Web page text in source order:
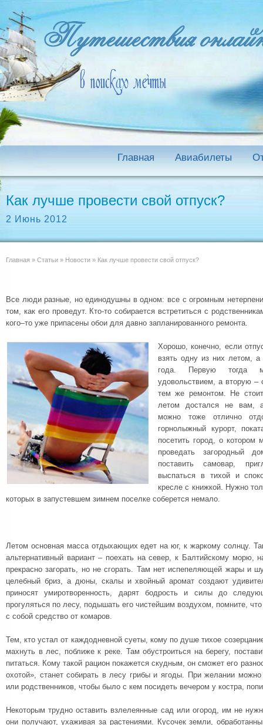
Главная Авиабилеты
Как лучше провести свой отпуск?
2 Июнь 2012
Главная » Статьи » Новости » Как лучше провести свой отпуск?
Все люди разные, но единодушны в одном: все с огромным
том, как его проведут. Кто-то собирается встретиться с
кого–то уже припасены обои для давно запланированного ремонта.
Хорошо, конечно, если
взять одну из них летом,
года. Первую тогда
удовольствием, а вторую –
тем же ремонтом. Не стоит
летом достался не вам,
можно тоже отлично
горнолыжный курорт,
посетить город, о
проведать загородный
поставить самовар,
выспаться в тихой и
кресле с книжкой. Нужно
которых в запустевшем зимнем поселке соберется немало.
Летом основная масса отдыхающих едет на юг, к жаркому солнцу.
альтернативный вариант – поехать на север, к Балтийскому морю,
прекрасно загорать, но не сгорать. Там нет испепеляющей жары и
целебный бриз, а дюны, скалы и хвойный аромат создают
приносят умиротворенность, дарят бодрость и силы до
прогуляться по лесу, подышать его чистейшим воздухом, помните,
с собой средство от комаров.
Тем, кто устал от каждодневной суеты, кому по душе тихое
махнуть в лес, поближе к реке. Там обустроиться на берегу,
питаться. Кому такой рацион покажется скудным, он сможет его
охотой», станет собирать в лесу грибы и ягоды. При желании можно
или родственников, чтобы было с кем посидеть вечером у костра,
Некоторым трудно оставить взлелеянные сад или огород, им не
они получают, ухаживая за растениями. Кусочек земли,